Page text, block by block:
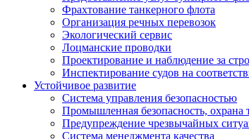
Фрахтование танкерного флота
Организация речных перевозок
Экологический сервис
Лоцманские проводки
Проектирование и наблюдение за
Инспектирование судов на
Устойчивое развитие
Система управления безопасностью
Промышленная безопасность,
Предупреждение чрезвычайных
Система менеджмента качества